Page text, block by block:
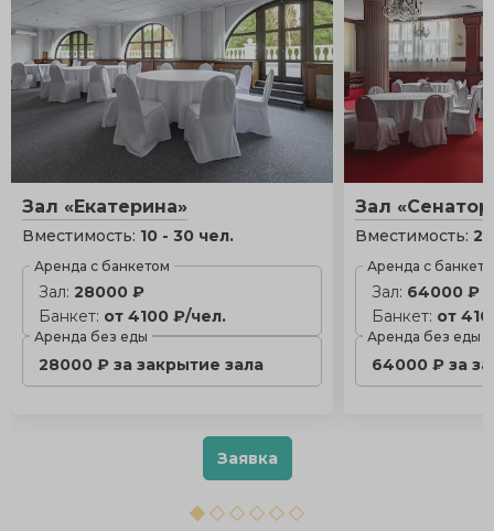
Зал «Екатерина»
Вместимость: 10 - 30 чел.
Аренда с банкетом
Зал: 28000 ₽
Банкет: от 4100 ₽/чел.
Аренда без еды
28000 ₽ за закрытие зала
Зал
Вместимость:
Аренда с
Зал: 64000 ₽
Банкет: от
Аренда без еды
64000 ₽ за
Заявка